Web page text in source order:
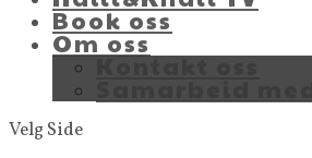
Book oss
Om oss
Kontakt oss
Velg Side